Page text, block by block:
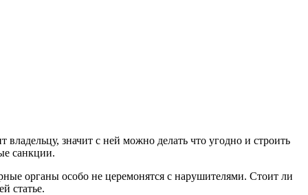
значит с ней можно делать что угодно и строить
санкции.
органы особо не церемонятся с нарушителями. Стоит ли
статье.